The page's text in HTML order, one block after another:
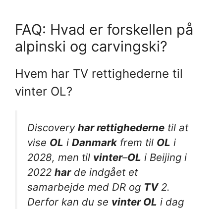
FAQ: Hvad er forskellen på
alpinski og carvingski?
Hvem har TV rettighederne til
vinter OL?
Discovery har rettighederne til at
vise OL i Danmark frem til OL i
2028, men til vinter–OL i Beijing i
2022 harde indgået et
samarbejde med DR og TV2.
Derfor kan du se vinter OL i dag